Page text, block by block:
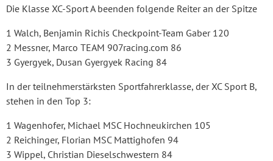
Die Klasse XC-Sport A beenden folgende Reiter an der Spitze
1 Walch, Benjamin Richis Checkpoint-Team Gaber 120
2 Messner, Marco TEAM 907racing.com 86
3 Gyergyek, Dusan Gyergyek Racing 84
In der teilnehmerstärksten Sportfahrerklasse, der XC Sport B,
stehen in den Top 3:
1 Wagenhofer, Michael MSC Hochneukirchen 105
2 Reichinger, Florian MSC Mattighofen 94
3 Wippel, Christian Dieselschwestern 84